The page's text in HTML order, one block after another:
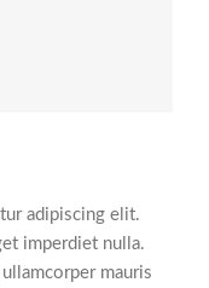
adipiscing elit.
imperdiet nulla.
mauris